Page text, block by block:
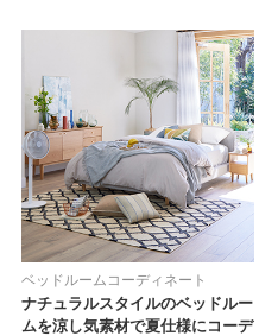
ベッドルームコーディネート
ナチュラルスタイルのベッドルー
ムを涼し気素材で夏仕様にコーデ